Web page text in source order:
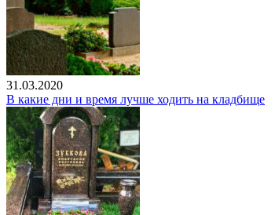
31.03.2020
В какие дни и время лучше ходить на кладбище